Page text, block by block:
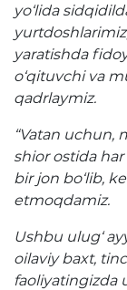
yo‘lida
yaratishda
o‘qituvchi va
qadrlaymiz.
“Vatan uchun,
shior ostida
bir jon bo‘lib,
etmoqdamiz.
Ushbu ulug‘
oilaviy baxt,
faoliyatingizda